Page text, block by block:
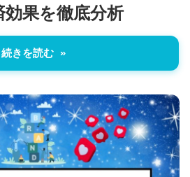
効果を徹底分析
続きを読む